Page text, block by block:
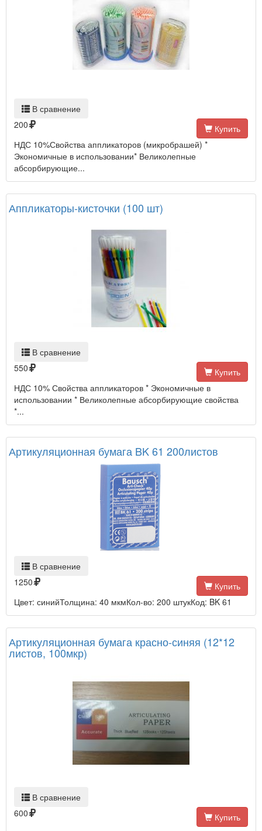
В сравнение
200
Купить
НДС 10%Свойства аппликаторов (микробрашей) *
Экономичные в использовании* Великолепные
абсорбирующие...
Аппликаторы-кисточки (100 шт)
В сравнение
550
Купить
НДС 10% Свойства аппликаторов * Экономичные в
использовании * Великолепные абсорбирующие свойства
*...
Артикуляционная бумага BK 61 200листов
В сравнение
1250
Купить
Цвет: синийТолщина: 40 мкмКол-во: 200 штукКод: BK 61
Артикуляционная бумага красно-синяя (12*12
листов, 100мкр)
В сравнение
600
Купить